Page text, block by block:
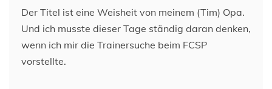
Der Titel ist eine Weisheit von meinem (Tim) Opa.
Und ich musste dieser Tage ständig daran denken,
wenn ich mir die Trainersuche beim FCSP
vorstellte.